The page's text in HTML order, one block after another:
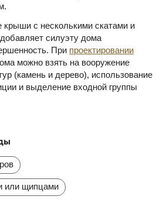
крыши с несколькими скатами и
силуэту дома
При проектировании
можно взять на вооружение
(камень и дерево), использование
и выделение входной группы
или щипцами